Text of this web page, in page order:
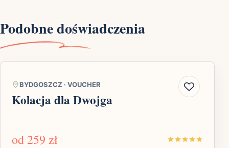
Podobne doświadczenia
BYDGOSZCZ · VOUCHER
Kolacja dla Dwojga
od 259 zł